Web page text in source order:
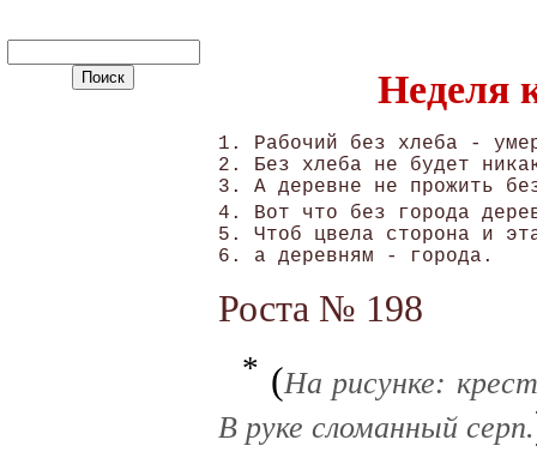
Неделя
1. Рабочий без хлеба -
2. Без хлеба не будет
3. А деревне не прожить
4. Вот что без города
5. Чтоб цвела сторона и
Роста № 198
* (На рисунке:
В руке сломанный серп.